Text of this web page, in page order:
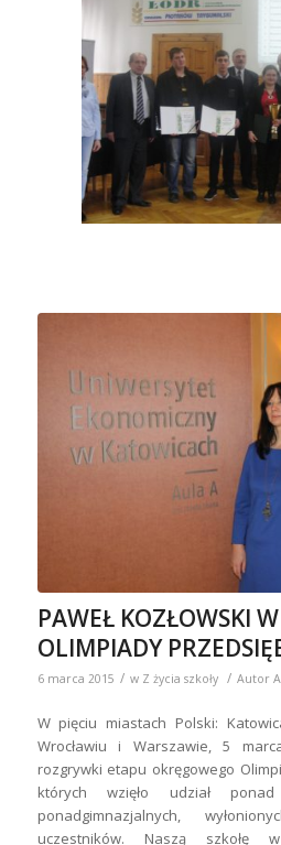
PAWEŁ KOZŁOWSKI
OLIMPIADY
6 marca 2015 / w Z życia szkoły / Autor
W pięciu miastach Polski:
Wrocławiu i Warszawie, 5
rozgrywki etapu okręgowego
których wzięło udział
ponadgimnazjalnych,
uczestników. Naszą szkołę